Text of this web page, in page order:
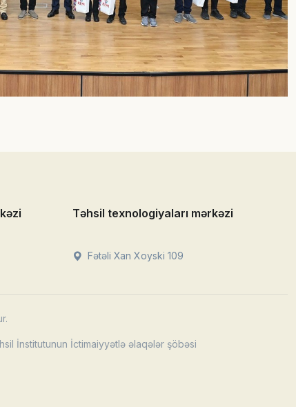
Təhsil texnologiyaları mərkəzi
Fətəli Xan Xoyski 109
İnstitutunun İctimaiyyətlə əlaqələr şöbəsi